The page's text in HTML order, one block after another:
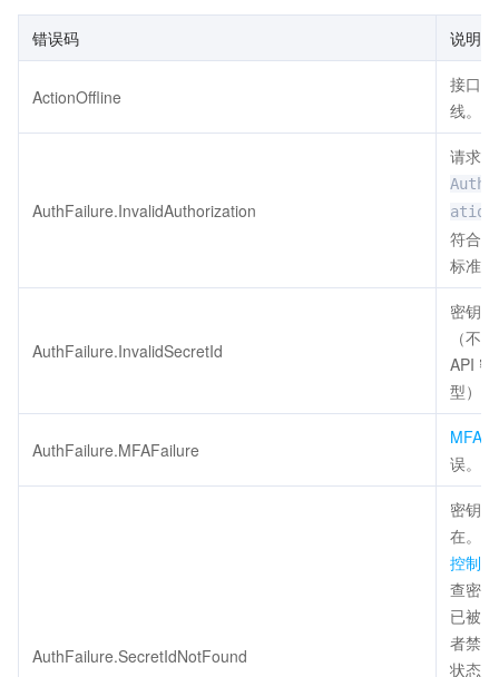
错误码 说明
ActionOffline
接口
线。
AuthFailure.InvalidAuthorization
请求
ation
符合
标准。
AuthFailure.InvalidSecretId
密钥
（不
API 密
型）。
AuthFailure.MFAFailure
MFA
误。
AuthFailure.SecretIdNotFound
密钥
在。
控制台
查密
已被
者禁
状态